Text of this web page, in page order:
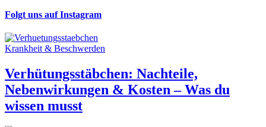
Folgt uns auf Instagram
Krankheit & Beschwerden
Verhütungsstäbchen: Nachteile,
Nebenwirkungen & Kosten – Was du
wissen musst